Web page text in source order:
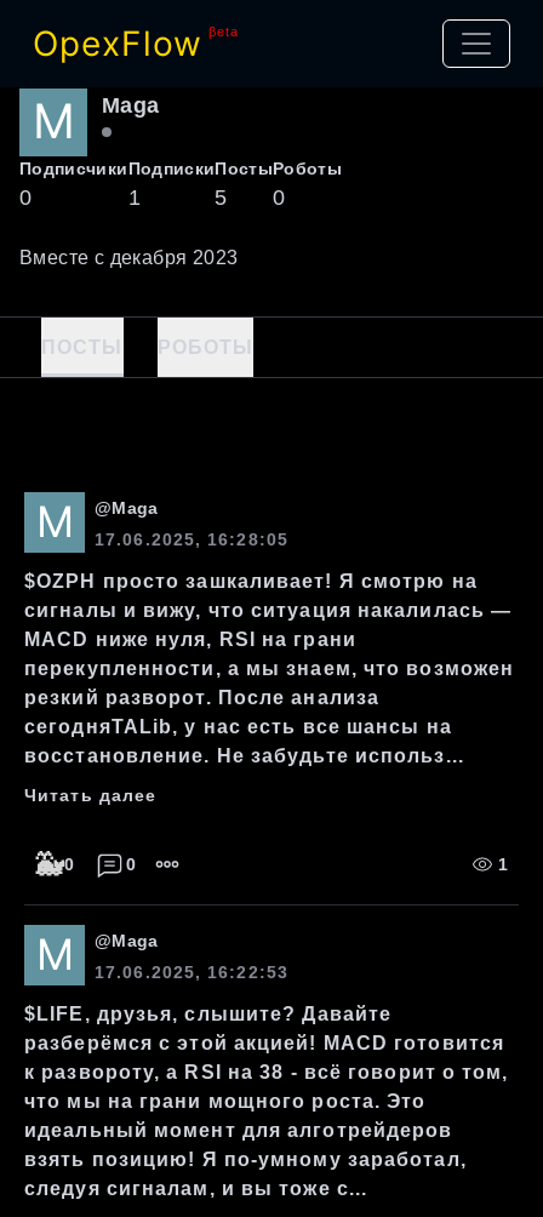
OpexFlow βeta
Maga
Подписчики
0
Подписки
1
Посты
5
Роботы
0
Вместе с декабря 2023
ПОСТЫ РОБОТЫ
@Maga
17.06.2025, 16:28:05
$OZPH просто зашкаливает! Я смотрю на
сигналы и вижу, что ситуация накалилась —
MACD ниже нуля, RSI на грани
перекупленности, а мы знаем, что возможен
резкий разворот. После анализа
сегодняTALib, у нас есть все шансы на
восстановление. Не забудьте использ...
Читать далее
🐳0 0 1
@Maga
17.06.2025, 16:22:53
$LIFE, друзья, слышите? Давайте
разберёмся с этой акцией! MACD готовится
к развороту, а RSI на 38 - всё говорит о том,
что мы на грани мощного роста. Это
идеальный момент для алготрейдеров
взять позицию! Я по-умному заработал,
следуя сигналам, и вы тоже с...